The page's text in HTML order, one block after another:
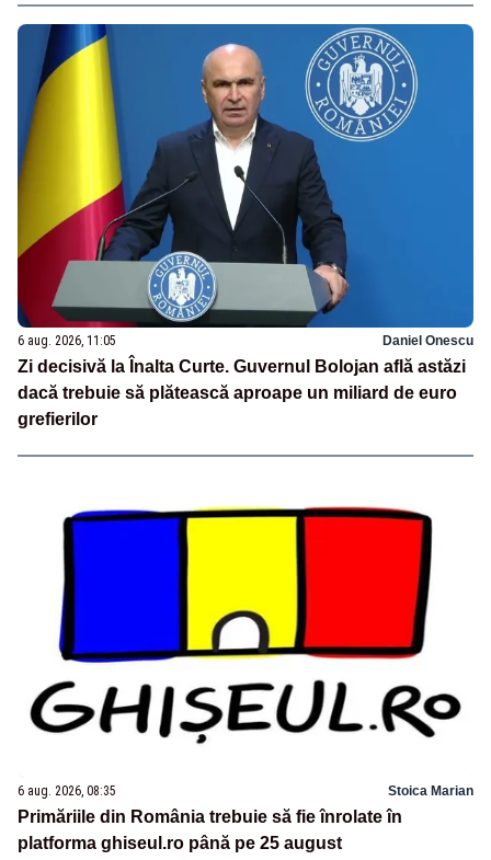
6 aug. 2026, 11:05 Daniel Onescu
Zi decisivă la Înalta Curte. Guvernul Bolojan află astăzi
dacă trebuie să plătească aproape un miliard de euro
grefierilor
6 aug. 2026, 08:35 Stoica Marian
Primăriile din România trebuie să fie înrolate în
platforma ghiseul.ro până pe 25 august